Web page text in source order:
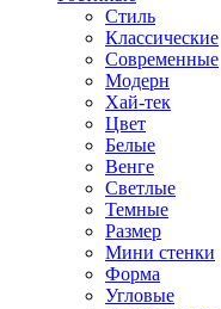
Стиль
Классические
Современные
Модерн
Хай-тек
Цвет
Белые
Венге
Светлые
Темные
Размер
Мини стенки
Форма
Угловые